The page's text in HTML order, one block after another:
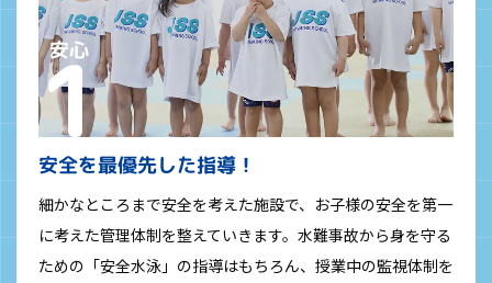
安全を最優先した指導！
細かなところまで安全を考えた施設で、お子様の安全を第一
に考えた管理体制を整えていきます。水難事故から身を守る
ための「安全水泳」の指導はもちろん、授業中の監視体制を